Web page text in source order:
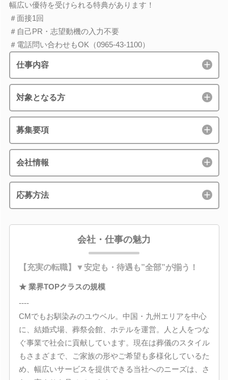
幅広い優待を受けられる特典があります！
＃面接1回
＃自己PR・志望動機の入力不要
＃電話問い合わせもOK（0965-43-1100）
仕事内容
対象となる方
募集要項
会社情報
応募方法
会社・仕事の魅力
【充実の転職】▼安定も・待遇も”全部”が揃う！
★ 業界TOPクラスの規模
----
CMでもお馴染みのユウベル。中国・九州エリアを中心
に、結婚式場、葬祭会館、ホテルを運営。人と人をつな
ぐ事業で社会に貢献しています。現在は葬儀のスタイル
もさまざまで、ご家族の形やご希望も多様化しているた
め、幅広いサービスを提供できる当社へのニーズは、さ